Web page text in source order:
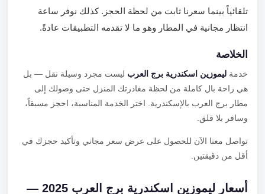
تلقائياً بينما سعرنا ثابت من لحظة الحجز. كذلك نوفر ساعة
انتظار مجانية في المطار وهو ما لا تقدمه التطبيقات عادةً.
الخلاصة
خدمةليموزين اسكندرية برج العربليست مجرد وسيلة نقل — بل
هي راحة بال كاملة من لحظة مغادرتك المنزل حتى وصولك إلى
مطار برج العرب بالإسكندرية. اختر الخدمة المناسبة، احجز مسبقاً،
وسافر بلا قلق.
تواصل معنا الآن للحصول على عرض سعر مجاني وتأكيد حجزك في
أقل من دقيقتين.
أسعار ليموزين اسكندرية برج العرب 2025 —